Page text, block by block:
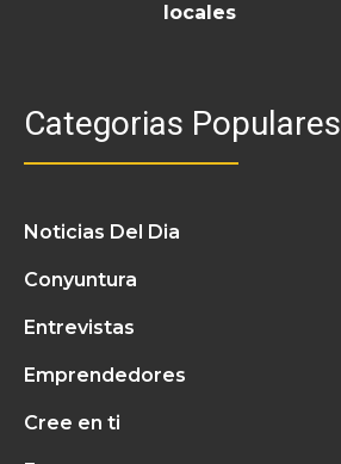
locales
Categorias Populares
Noticias Del Dia
Conyuntura
Entrevistas
Emprendedores
Cree en ti